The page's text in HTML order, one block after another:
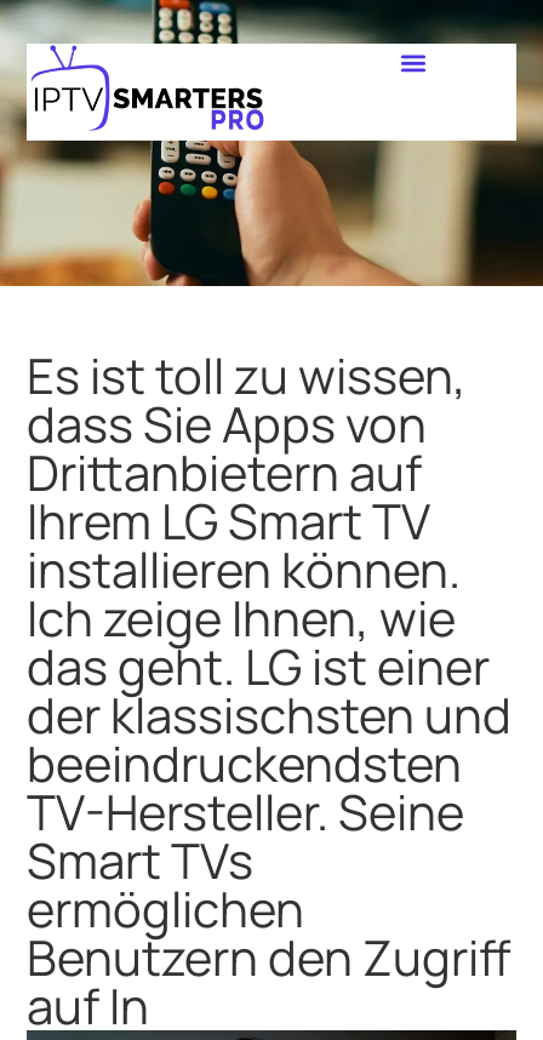
Es ist toll zu wissen,
dass Sie Apps von
Drittanbietern auf
Ihrem LG Smart TV
installieren können.
Ich zeige Ihnen, wie
das geht. LG ist einer
der klassischsten und
beeindruckendsten
TV-Hersteller. Seine
Smart TVs
ermöglichen
Benutzern den Zugriff
auf In